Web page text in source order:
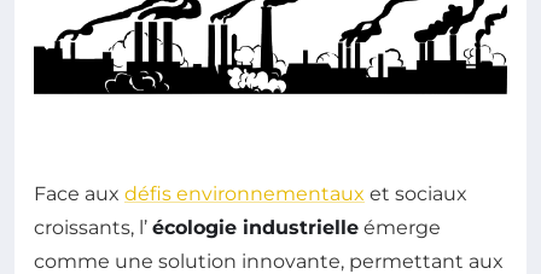
Face aux défis environnementaux et sociaux
croissants, l’ écologie industrielle émerge
comme une solution innovante, permettant aux